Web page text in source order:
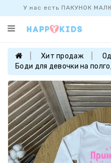
У нас есть ПАКУНОК
Категории
ПРОДАЖ
БАЗОВАЯ
КОЛЛЕКЦИЯ
ДЕВОЧКАМ
МАЛЬЧИКАМ
НОВОРОЖДЕННЫМ
FAMILYLOOK
Хит продаж
Боди для девочки на